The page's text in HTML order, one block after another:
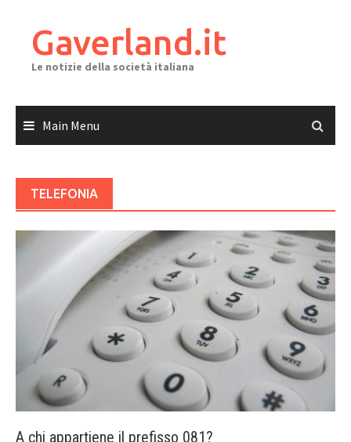
contentGaverland.it
Le notizie della società italiana
Main Menu
TELEFONIA
A chi appartiene il prefisso 081?